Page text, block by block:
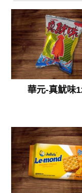
華元-真魷味